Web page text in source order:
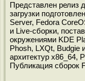
Представлен релиз
загрузки
Server, Fedora
и Live-сборки,
окружениями KDE
Phosh, LXQt, Budgie
архитектур x86_64,
Публикация сборок